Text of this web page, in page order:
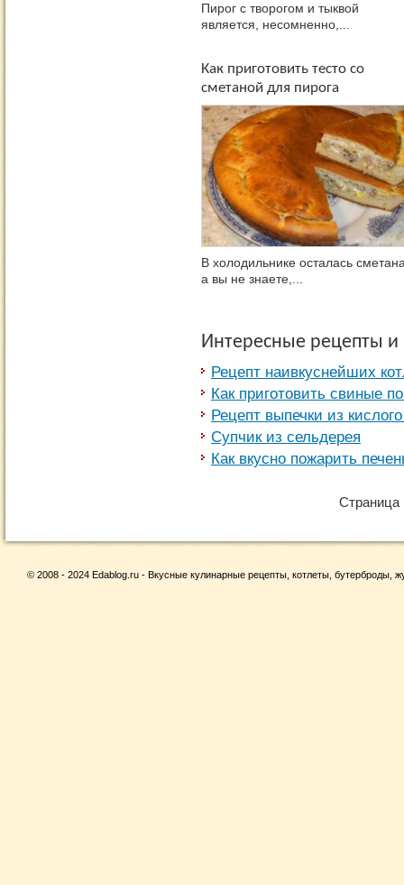
Пирог с творогом и тыквой
является, несомненно,...
Как приготовить тесто со
сметаной для пирога
В холодильнике осталась
а вы не знаете,...
Интересные рецепты
Рецепт наивкуснейших
Как приготовить свиные
Рецепт выпечки из
Супчик из сельдерея
Как вкусно пожарить
Страница
© 2008 - 2024 Edablog.ru - Вкусные кулинарные рецепты, котлеты, бутерброды,